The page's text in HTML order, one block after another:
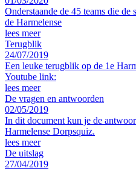
Onderstaande de 45 teams die
de Harmelense
lees meer
Terugblik
24/07/2019
Een leuke terugblik op de 1e
Youtube link:
lees meer
De vragen en antwoorden
02/05/2019
In dit document kun je de
Harmelense Dorpsquiz.
lees meer
De uitslag
27/04/2019